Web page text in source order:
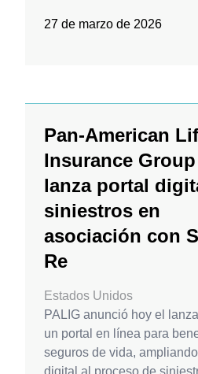
27 de marzo de 2026
Pan-American
Insurance Group
lanza portal
siniestros en
asociación con
Re
Estados Unidos
PALIG anunció hoy el
un portal en línea para
seguros de vida,
digital al proceso de